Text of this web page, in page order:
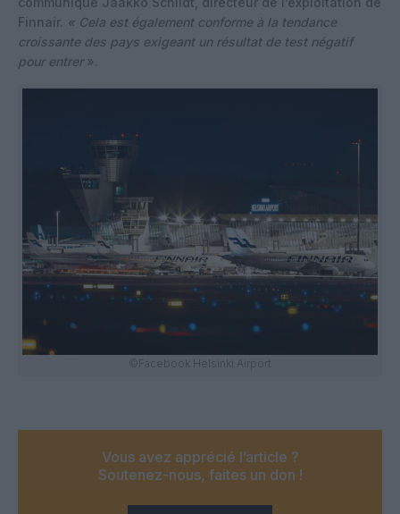
Finnair. « Cela est également conforme à la tendance
croissante des pays exigeant un résultat de test négatif
pour entrer».
©Facebook Helsinki Airport
Vous avez apprécié l’article ?
Soutenez-nous, faites un don !